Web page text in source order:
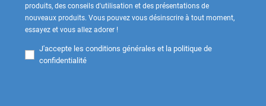
produits, des conseils d'utilisation et des présentations de
nouveaux produits. Vous pouvez vous désinscrire à tout moment,
essayez et vous allez adorer !
J'accepte les conditions générales et la politique de
confidentialité